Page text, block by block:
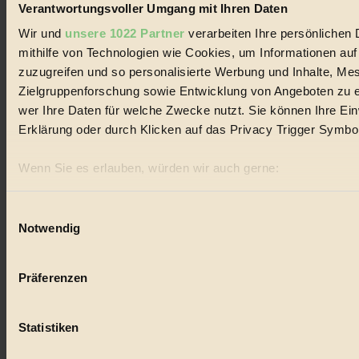
Verantwortungsvoller Umgang mit Ihren Daten
Wir und unsere 1022 Partner verarbeiten Ihre persönlichen
mithilfe von Technologien wie Cookies, um Informationen
zuzugreifen und so personalisierte Werbung und Inhalte,
Zielgruppenforschung sowie Entwicklung von Angeboten zu
wer Ihre Daten für welche Zwecke nutzt. Sie können Ihre
Erklärung oder durch Klicken auf das Privacy Trigger
Wenn Sie es erlauben, würden wir auch gerne:
Informationen über Ihre geografische Lage erfassen,
Ihr Gerät durch aktives Scannen nach bestimmten
Präferenzen im
biorama.eu
Notwendig
Präferenzen
Statistiken
ökologisch
Bilderbuch
Mode
Film
wasser